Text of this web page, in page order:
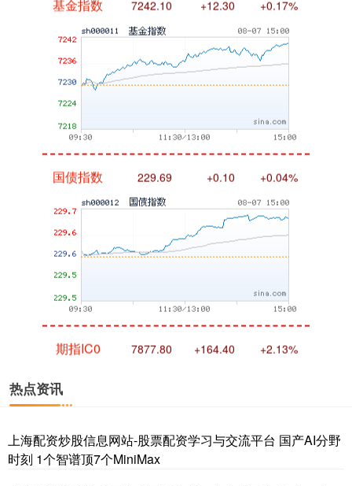
热点资讯
上海配资炒股信息网站-股票配资学习与交流平台 国产AI分野
时刻 1个智谱顶7个MiniMax